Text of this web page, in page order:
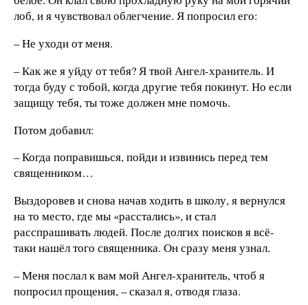
лоб, и я чувствовал облегчение. Я попросил его:
– Не уходи от меня.
– Как же я уйду от тебя? Я твой Ангел-хранитель. И
тогда буду с тобой, когда другие тебя покинут. Но если
защищу тебя, ты тоже должен мне помочь.
Потом добавил:
– Когда поправишься, пойди и извинись перед тем
священником…
Выздоровев и снова начав ходить в школу, я вернулся
на то место, где мы «расстались», и стал
расспрашивать людей. После долгих поисков я всё-
таки нашёл того священника. Он сразу меня узнал.
– Меня послал к вам мой Ангел-хранитель, чтоб я
попросил прощения, – сказал я, отводя глаза.